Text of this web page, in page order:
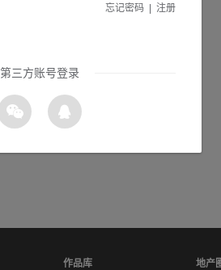
作品库 地产
忘记密码 注册
第三方账号登录